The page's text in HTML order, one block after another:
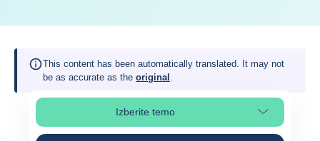
This content has been automatically translated. It may not
be as accurate as the original .
Izberite temo
Izberite poglavje strani